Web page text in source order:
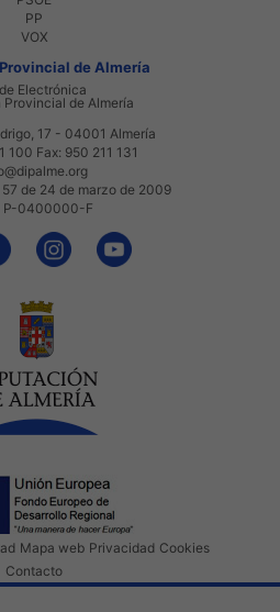
PP
VOX
de Almería
Electrónica
de Almería
17 - 04001 Almería
100 Fax: 950 211 131
57 de 24 de marzo de 2009
P-0400000-F
Mapa web Privacidad Cookies
Contacto